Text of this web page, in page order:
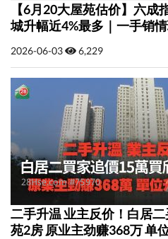
【6月20大屋苑估价】六
城升幅近4%最多｜一手销
2026-06-03 6,229
二手升温 业主反价！白居
苑2房 原业主劲赚368万 单